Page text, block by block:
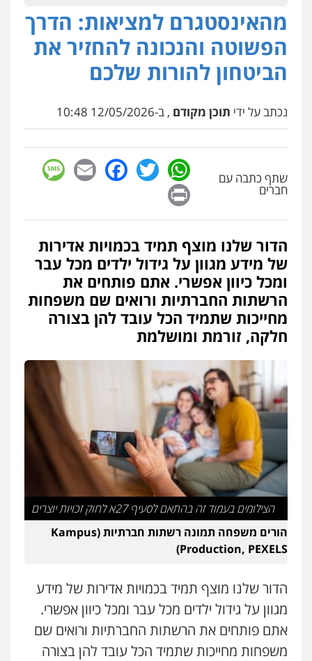
עו"ד (רו"ח) יואב ציוני
עבירות מס שומות וערעורי מס
0505430819
פלילי צווארון לבן מעצרים הליכי הסגרה
עו"ד עידית שינו-אמיתי
עורכי דין לענייני אסירים
חמורה מעצרים וחקירות
עו"ד נס בן נתן
פלילי כלכלי פשיעה חמורה נוער
0505555110
עו"ד יצחק איצקוביץ'
0526655833
עו"ד אורנת קמרון
פלילי תעבורה עורכי דין לענייני אסירים
משפחה נוער
0505417090
עו"ד דפנה לביא
משפחה גישור
0507206063
פלילי עבירות תנועה צווארון לבן תעבורה
עורכי דין לענייני אסירים מעצרים וחקירות
0546470989
מהאינסטגרם למציאות: הדרך
הפשוטה והנכונה להחזיר את
הביטחון להורות שלכם
נכתב על ידי תוכן מקודם , ב-12/05/2026 10:48
שתף כתבה עם
חברים
WhatsApp
Twitter
Facebook
Email
הדור שלנו מוצף תמיד בכמויות אדירות
של מידע מגוון על גידול ילדים מכל עבר
ומכל כיוון אפשרי. אתם פותחים את
הרשתות החברתיות ורואים שם משפחות
מחייכות שתמיד הכל עובד להן בצורה
חלקה, זורמת ומושלמת
הצילומים בעמוד זה בהתאם לסעיף 27א לחוק זכויות יוצרים
הורים משפחה תמונה רשתות חברתיות (Kampus
Production, PEXELS)
הדור שלנו מוצף תמיד בכמויות אדירות של מידע
מגוון על גידול ילדים מכל עבר ומכל כיוון אפשרי.
אתם פותחים את הרשתות החברתיות ורואים שם
משפחות מחייכות שתמיד הכל עובד להן בצורה